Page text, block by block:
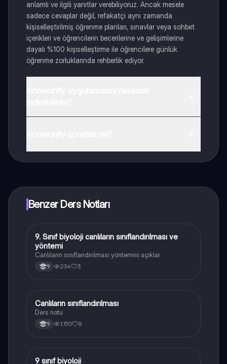
anlamlı ve ilgili yanıtlar verebiliyoruz. Ancak mesele
sadece cevaplar değil, refakatçi aynı zamanda
kişiselleştirilmiş öğrenme planları, sınavlar veya sohbet
içerikleri ve öğrencilerin becerilerine ve gelişimlerine
dayalı %100 kişiselleştirme ile öğrencilere günlük
öğrenme zorluklarında rehberlik ediyor.
Benzer Ders Notları
Biyoloji
9. Sınıf biyoloji canlıların sınıflandırılması ve
yöntemi
Canlıların sınıflandırılması yöntemini açıklar
9 234 3
Biyoloji
Canlıların sınıflandırılması
Ders notu
9 1,150 8
Biyoloji
9 sınıf biyoloji